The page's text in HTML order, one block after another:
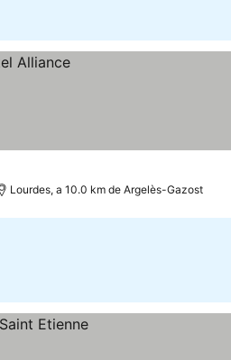
Lourdes, a 10.0 km de Argelès-Gazost